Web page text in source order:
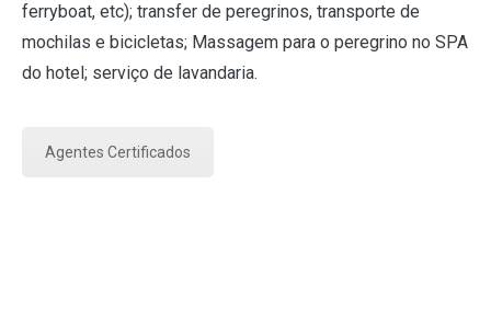
ferryboat, etc); transfer de peregrinos, transporte de
mochilas e bicicletas; Massagem para o peregrino no SPA
do hotel; serviço de lavandaria.
Agentes Certificados